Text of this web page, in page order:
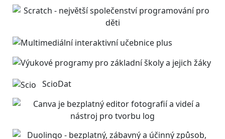
ScioDat